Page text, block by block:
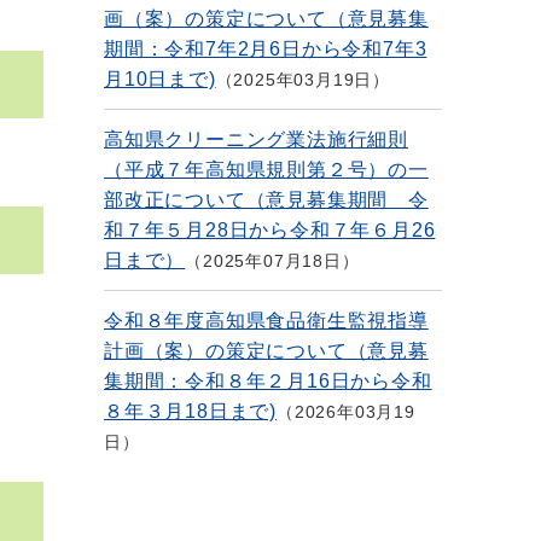
画（案）の策定について（意見募集
期間：令和7年2月6日から令和7年3
月10日まで)
2025年03月19日
高知県クリーニング業法施行細則
（平成７年高知県規則第２号）の一
部改正について（意見募集期間 令
和７年５月28日から令和７年６月26
日まで）
2025年07月18日
令和８年度高知県食品衛生監視指導
計画（案）の策定について（意見募
集期間：令和８年２月16日から令和
８年３月18日まで)
2026年03月19
日